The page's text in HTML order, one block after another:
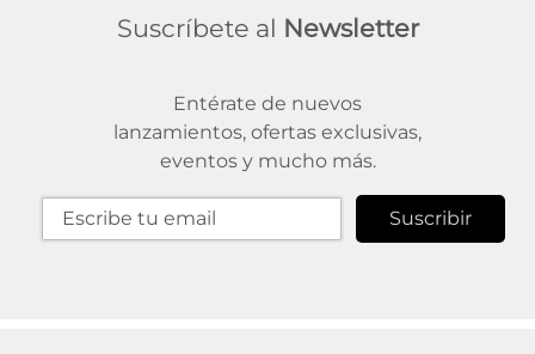
Suscríbete al Newsletter
Entérate de nuevos
lanzamientos, ofertas exclusivas,
eventos y mucho más.
Suscribir